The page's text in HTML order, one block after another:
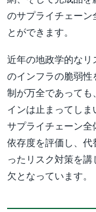
のサプライチェーン
とができます。
近年の地政学的なリ
のインフラの脆弱
制が万全であって
インは止まってし
サプライチェーン
依存度を評価し、
ったリスク対策を
欠となっています。